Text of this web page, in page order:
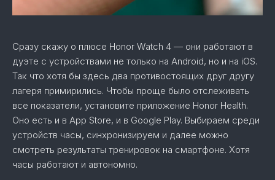
Сразу скажу о плюсе Honor Watch 4 — они работают в
дуэте с устройствами не только на Android, но и на iOS.
Так что хотя бы здесь два противостоящих друг другу
лагеря примирились. Чтобы проще было отслеживать
все показатели, установите приложение Honor Health.
Оно есть и в App Store, и в Google Play. Выбираем среди
устройств часы, синхронизируем и далее можно
смотреть результаты тренировок на смартфоне. Хотя
часы работают и автономно.